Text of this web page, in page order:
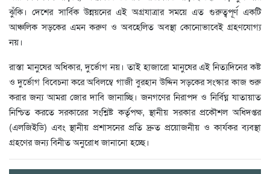
ঝুঁকি। দেশের সার্বিক উন্নয়নের এই অগ্রযাত্রার সময়ে এত গুরুত্বপূর্ণ একটি
আঞ্চলিক সড়কের এমন করুণ ও অবহেলিত অবস্থা কোনোভাবেই গ্রহণযোগ্য
নয়।
রাস্তা মানুষের অধিকার, দুর্ভোগ নয়। তাই হাজারো মানুষের এই নিত্যদিনের কষ্ট
ও দুর্ভোগ বিবেচনা করে অবিলম্বে গাজী বুরহান উদ্দিন সড়কের সংস্কার কাজ শুরু
করার জন্য আমরা জোর দাবি জানাচ্ছি। জনগণের নিরাপদ ও নির্বিঘ্ন যাতায়াত
নিশ্চিত করতে সরকারের সংশ্লিষ্ট কর্তৃপক্ষ, স্থানীয় সরকার প্রকৌশল অধিদপ্তর
(এলজিইডি) এবং স্থানীয় প্রশাসনের প্রতি দ্রুত প্রয়োজনীয় ও কার্যকর ব্যবস্থা
গ্রহণের জন্য বিনীত অনুরোধ জানানো হচ্ছে।